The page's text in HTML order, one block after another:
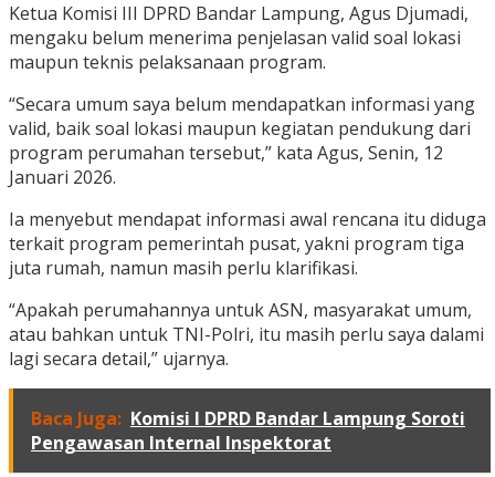
Ketua Komisi III DPRD Bandar Lampung, Agus Djumadi,
mengaku belum menerima penjelasan valid soal lokasi
maupun teknis pelaksanaan program.
“Secara umum saya belum mendapatkan informasi yang
valid, baik soal lokasi maupun kegiatan pendukung dari
program perumahan tersebut,” kata Agus, Senin, 12
Januari 2026.
Ia menyebut mendapat informasi awal rencana itu diduga
terkait program pemerintah pusat, yakni program tiga
juta rumah, namun masih perlu klarifikasi.
“Apakah perumahannya untuk ASN, masyarakat umum,
atau bahkan untuk TNI-Polri, itu masih perlu saya dalami
lagi secara detail,” ujarnya.
Baca Juga: Komisi I DPRD Bandar Lampung Soroti
Pengawasan Internal Inspektorat